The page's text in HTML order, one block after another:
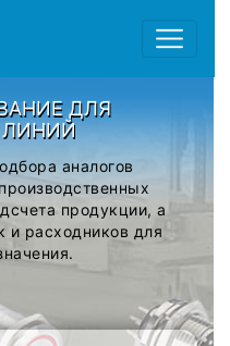
ДЛЯ
ЛИНИЙ
аналогов
продукции, а
и расходников для